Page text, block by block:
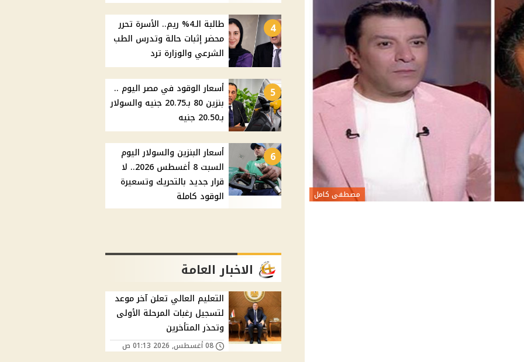
مصطفى كامل
4
طالبة الـ4% ريم.. الأسرة تحرر
محضر إثبات حالة وتدرس الطب
الشرعي والوزارة ترد
5
أسعار الوقود في مصر اليوم ..
بنزين 80 بـ20.75 جنيه والسولار
بـ20.50 جنيه
6
أسعار البنزين والسولار اليوم
السبت 8 أغسطس 2026.. لا
قرار جديد بالتحريك وتسعيرة
الوقود كاملة
الاخبار العامة
التعليم العالي تعلن آخر موعد
لتسجيل رغبات المرحلة الأولى
وتحذر المتأخرين
08 أغسطس, 2026 01:13 ص